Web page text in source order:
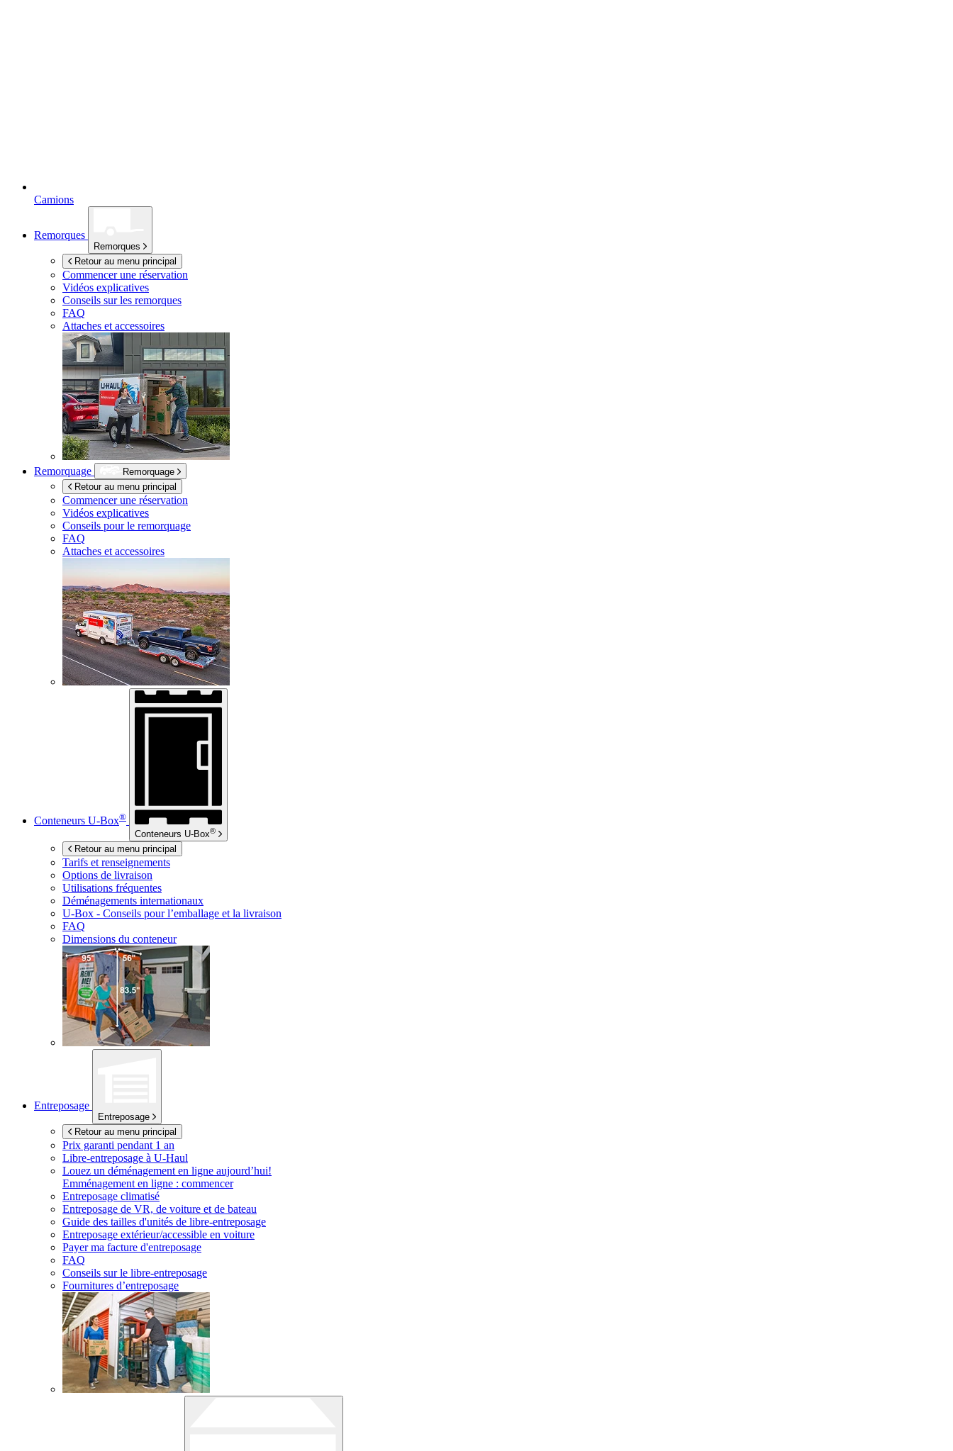
Camions
Remorques
Remorques
Retour au menu principal
Commencer une réservation
Vidéos explicatives
Conseils sur les remorques
FAQ
Attaches et accessoires
Remorquage
Remorquage
Retour au menu principal
Commencer une réservation
Vidéos explicatives
Conseils pour le remorquage
FAQ
Attaches et accessoires
Conteneurs U-Box®
Conteneurs U-Box®
Retour au menu principal
Tarifs et renseignements
Options de livraison
Utilisations fréquentes
Déménagements internationaux
U-Box - Conseils pour l’emballage et la livraison
FAQ
Dimensions du conteneur
Entreposage
Entreposage
Retour au menu principal
Prix garanti pendant 1 an
Libre-entreposage à U-Haul
Louez un déménagement en ligne aujourd’hui!
Emménagement en ligne : commencer
Entreposage climatisé
Entreposage de VR, de voiture et de bateau
Guide des tailles d'unités de libre-entreposage
Entreposage extérieur/accessible en voiture
Payer ma facture d'entreposage
FAQ
Conseils sur le libre-entreposage
Fournitures d’entreposage